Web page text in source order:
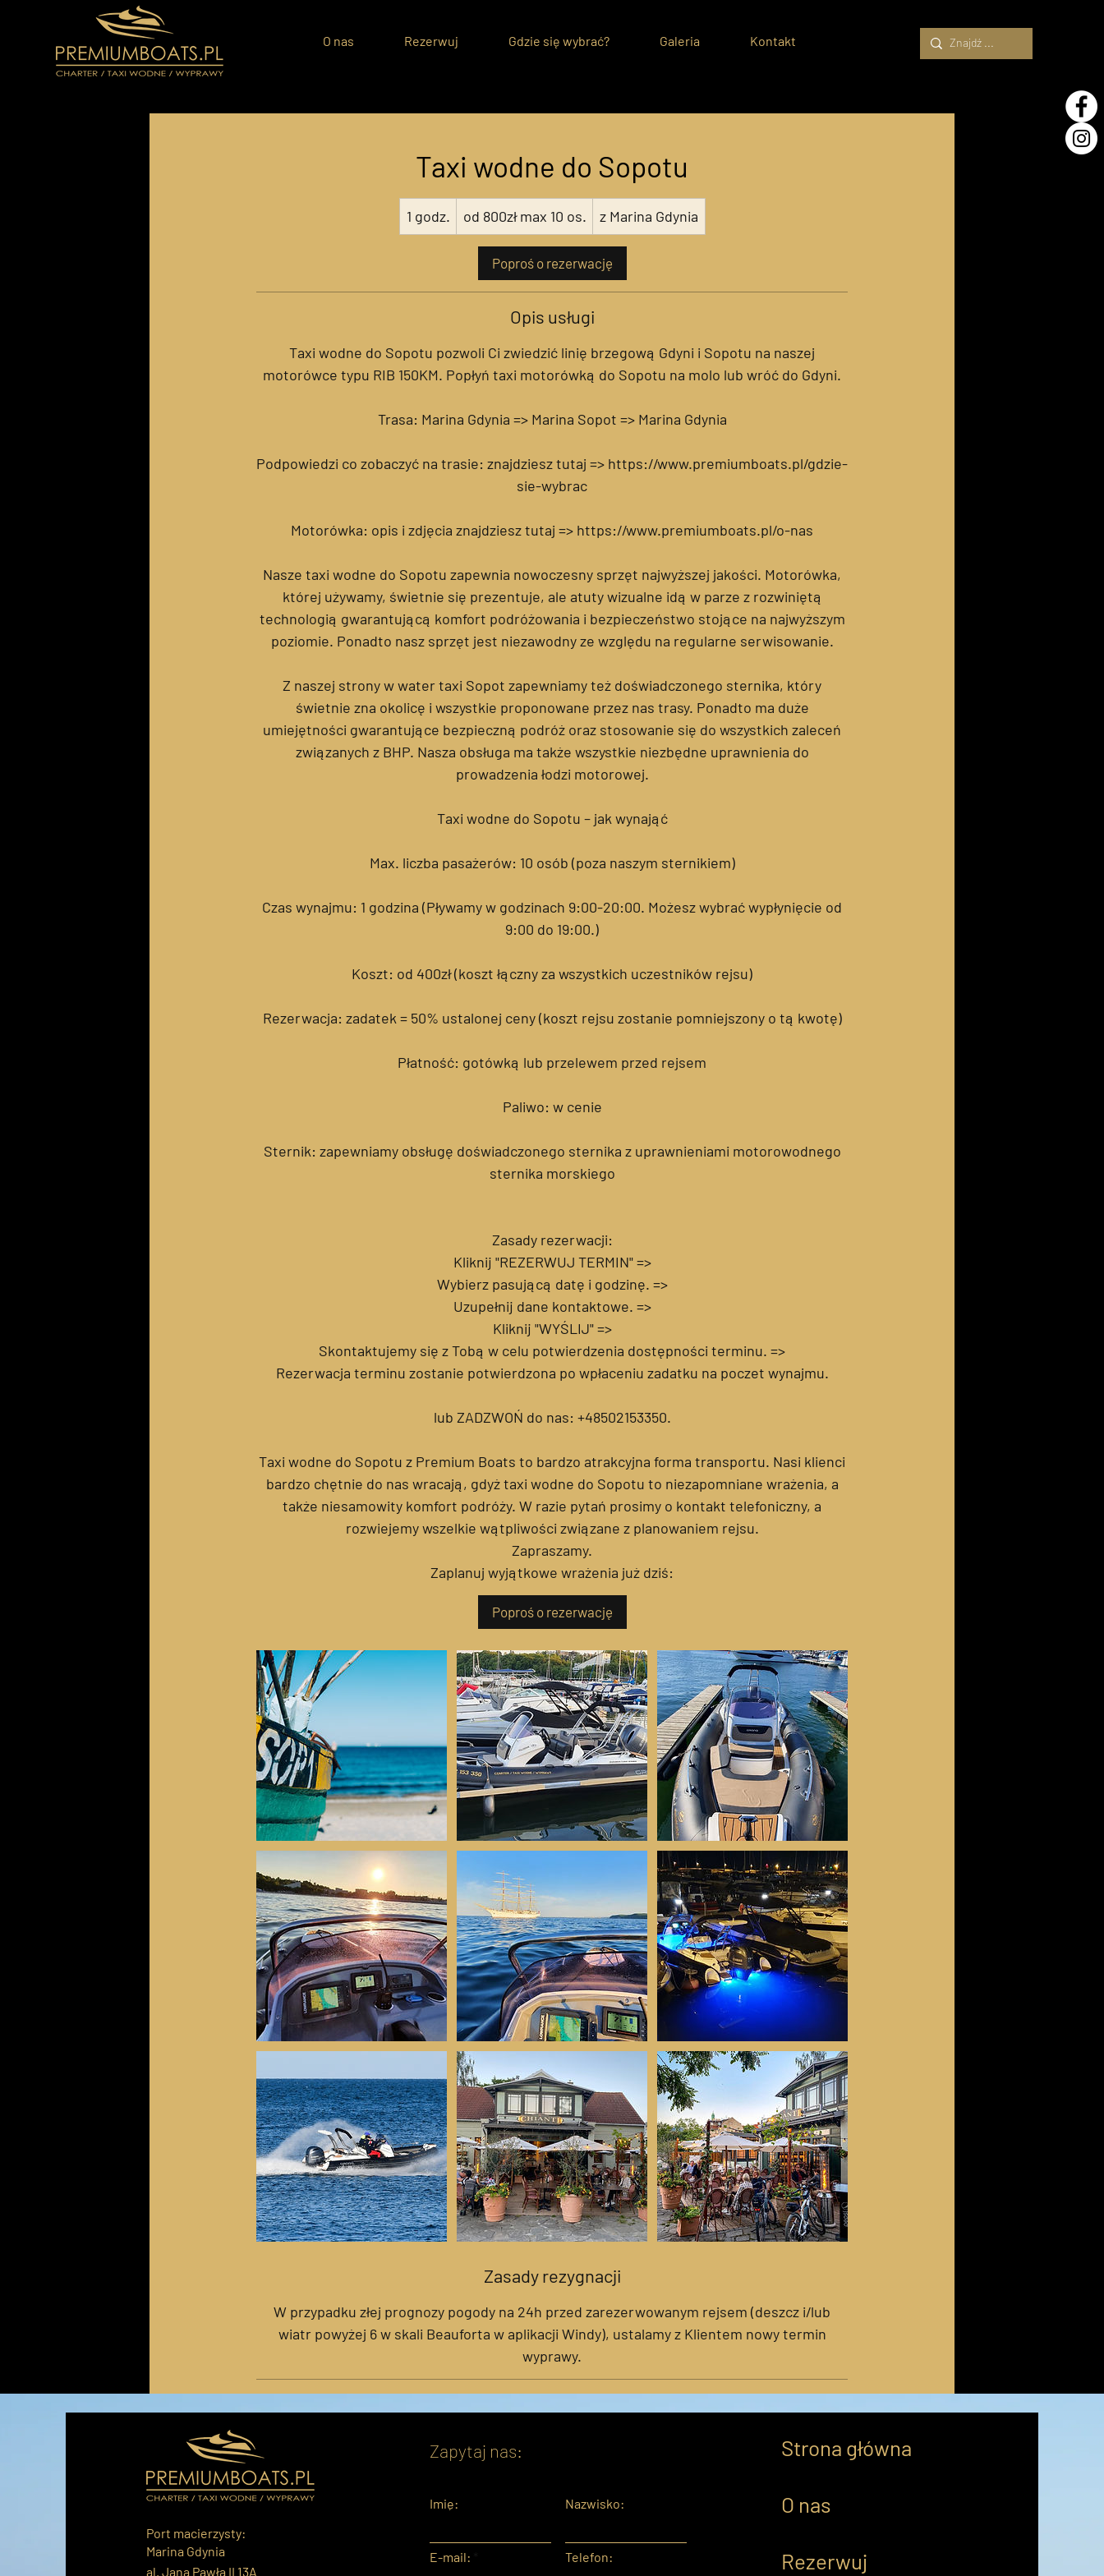
O nas Rezerwuj Gdzie się wybrać? Galeria Kontakt
Taxi wodne do Sopotu
1 godz.
g
maxod 800zł max 10 os. z Marina Gdynia
Poproś o rezerwację
Opis usługi
Taxi wodne do Sopotu pozwoli Ci zwiedzić linię brzegową Gdyni i Sopotu na naszej
motorówce typu RIB 150KM. Popłyń taxi motorówką do Sopotu na molo lub wróć do Gdyni.
Trasa: Marina Gdynia => Marina Sopot => Marina Gdynia
Podpowiedzi co zobaczyć na trasie: znajdziesz tutaj => https://www.premiumboats.pl/gdzie-
sie-wybrac
Motorówka: opis i zdjęcia znajdziesz tutaj => https://www.premiumboats.pl/o-nas
Nasze taxi wodne do Sopotu zapewnia nowoczesny sprzęt najwyższej jakości. Motorówka,
której używamy, świetnie się prezentuje, ale atuty wizualne idą w parze z rozwiniętą
technologią gwarantującą komfort podróżowania i bezpieczeństwo stojące na najwyższym
poziomie. Ponadto nasz sprzęt jest niezawodny ze względu na regularne serwisowanie.
Z naszej strony w water taxi Sopot zapewniamy też doświadczonego sternika, który
świetnie zna okolicę i wszystkie proponowane przez nas trasy. Ponadto ma duże
umiejętności gwarantujące bezpieczną podróż oraz stosowanie się do wszystkich zaleceń
związanych z BHP. Nasza obsługa ma także wszystkie niezbędne uprawnienia do
prowadzenia łodzi motorowej.
Taxi wodne do Sopotu – jak wynająć
Max. liczba pasażerów: 10 osób (poza naszym sternikiem)
Czas wynajmu: 1 godzina (Pływamy w godzinach 9:00-20:00. Możesz wybrać wypłynięcie od
9:00 do 19:00.)
Koszt: od 400zł (koszt łączny za wszystkich uczestników rejsu)
Rezerwacja: zadatek = 50% ustalonej ceny (koszt rejsu zostanie pomniejszony o tą kwotę)
Płatność: gotówką lub przelewem przed rejsem
Paliwo: w cenie
Sternik: zapewniamy obsługę doświadczonego sternika z uprawnieniami motorowodnego
sternika morskiego
Zasady rezerwacji:
Kliknij "REZERWUJ TERMIN" =>
Wybierz pasującą datę i godzinę. =>
Uzupełnij dane kontaktowe. =>
Kliknij "WYŚLIJ" =>
Skontaktujemy się z Tobą w celu potwierdzenia dostępności terminu. =>
Rezerwacja terminu zostanie potwierdzona po wpłaceniu zadatku na poczet wynajmu.
lub ZADZWOŃ do nas: +48502153350.
Taxi wodne do Sopotu z Premium Boats to bardzo atrakcyjna forma transportu. Nasi klienci
bardzo chętnie do nas wracają, gdyż taxi wodne do Sopotu to niezapomniane wrażenia, a
także niesamowity komfort podróży. W razie pytań prosimy o kontakt telefoniczny, a
rozwiejemy wszelkie wątpliwości związane z planowaniem rejsu.
Zapraszamy.
Zaplanuj wyjątkowe wrażenia już dziś:
Poproś o rezerwację
Zasady rezygnacji
W przypadku złej prognozy pogody na 24h przed zarezerwowanym rejsem (deszcz i/lub
wiatr powyżej 6 w skali Beauforta w aplikacji Windy), ustalamy z Klientem nowy termin
wyprawy.
Port macierzysty:
Marina Gdynia
al. Jana Pawła II 13A
Zapytaj nas:
Imię:
E-mail:
Nazwisko:
Telefon:
Strona główna
O nas
Rezerwuj